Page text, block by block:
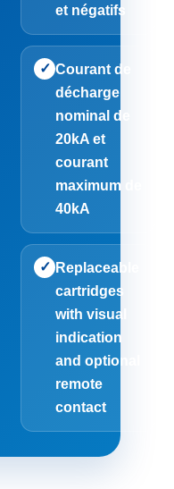
et négatifs
✓ Courant de
décharge
nominal de
20kA et
courant
maximum de
40kA
✓ Replaceable
cartridges
with visual
indication
and optional
remote
contact